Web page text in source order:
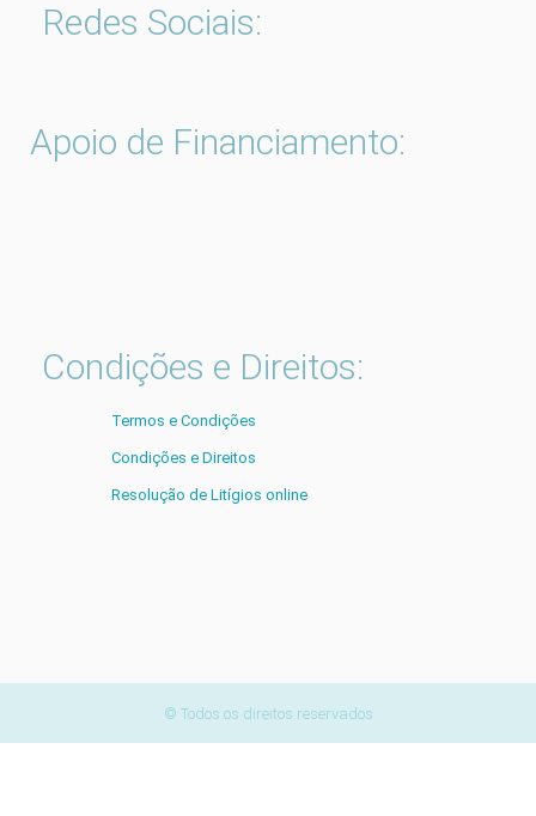
Redes Sociais:
Apoio de Financiamento:
Condições e Direitos:
Termos e Condições
Condições e Direitos
Resolução de Litígios online
© Todos os direitos reservados